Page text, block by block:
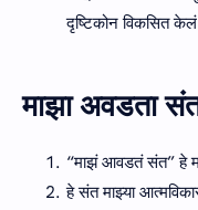
दृष्टिकोन विकसित
माझा अवडता
“माझं आवडतं संत” हे
हे संत माझ्या